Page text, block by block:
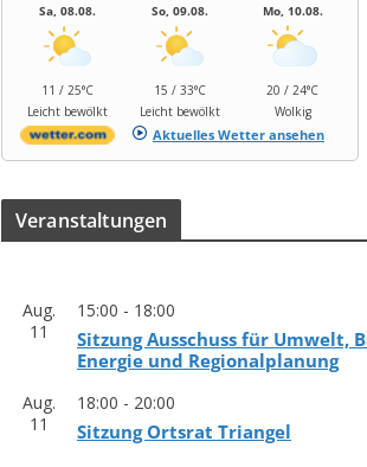
Sa, 08.08.
11 / 25°C
Leicht bewölkt
So, 09.08.
15 / 33°C
Leicht bewölkt
Mo, 10.08.
20 / 24°C
Wolkig
Aktuelles Wetter ansehen
Ver­an­stal­tun­gen
Aug.
11
15:00 - 18:00
Sit­zung Aus­schuss für Umwelt,
Ener­gie und Regionalplanung
Aug.
11
18:00 - 20:00
Sit­zung Orts­rat Triangel